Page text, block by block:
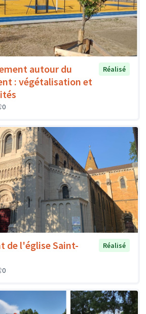
autour du
: végétalisation et
Réalisé
0
de l'église Saint-
Réalisé
0